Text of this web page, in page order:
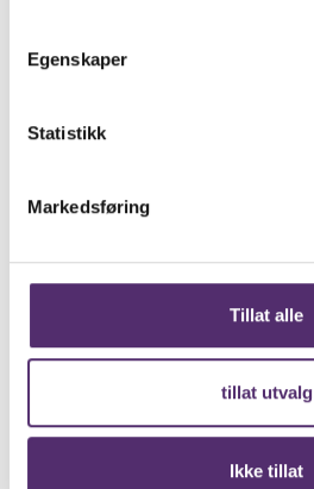
Egenskaper
Statistikk
Markedsføring
Tillat alle
tillat utvalg
Ikke tillat
Teater­gata 1
459 15 614